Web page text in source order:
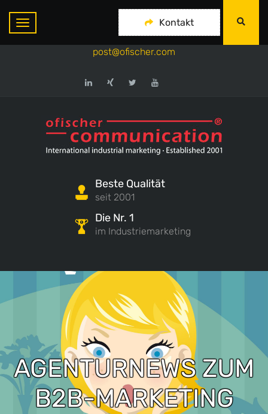
ofischer communication
+49-175-718 444 1
post@ofischer.com
Beste Qualität
seit 2001
Die Nr. 1
im Industriemarketing
Kontakt
AGENTURNEWS ZUM
B2B-MARKETING